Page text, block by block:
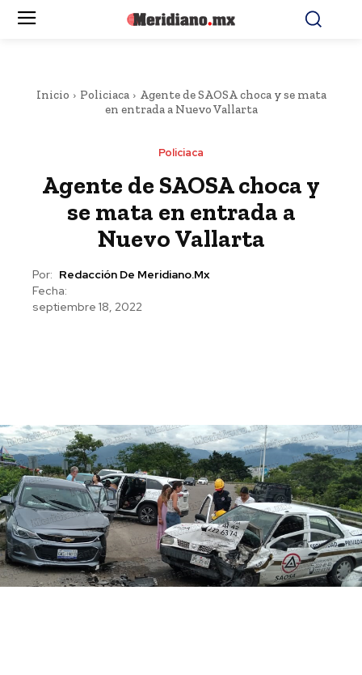
Inicio Policiaca
Agente de SAOSA choca y se mata
en entrada a Nuevo Vallarta
Policiaca
Agente de SAOSA choca y
se mata en entrada a
Nuevo Vallarta
Por: Redacción De Meridiano.mx
Fecha:
septiembre 18, 2022